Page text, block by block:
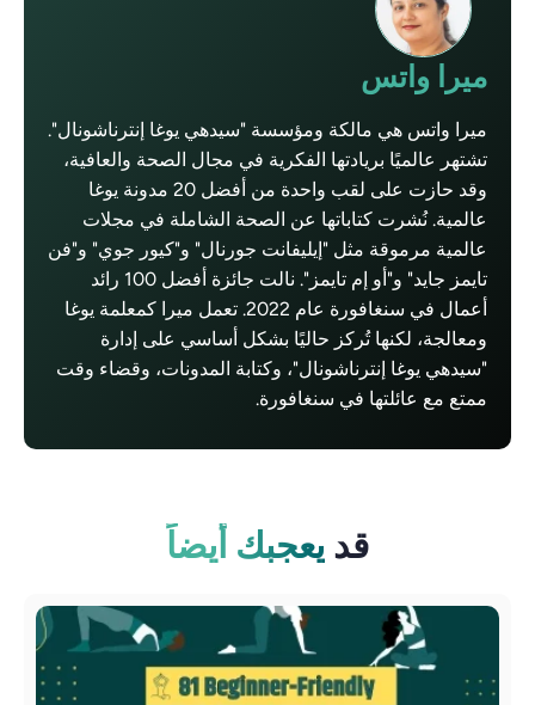
ميرا واتس
ميرا واتس هي مالكة ومؤسسة "سيدهي يوغا إنترناشونال".
تشتهر عالميًا بريادتها الفكرية في مجال الصحة والعافية،
وقد حازت على لقب واحدة من أفضل 20 مدونة يوغا
عالمية. نُشرت كتاباتها عن الصحة الشاملة في مجلات
عالمية مرموقة مثل "إيليفانت جورنال" و"كيور جوي" و"فن
تايمز جايد" و"أو إم تايمز". نالت جائزة أفضل 100 رائد
أعمال في سنغافورة عام 2022. تعمل ميرا كمعلمة يوغا
ومعالجة، لكنها تُركز حاليًا بشكل أساسي على إدارة
"سيدهي يوغا إنترناشونال"، وكتابة المدونات، وقضاء وقت
ممتع مع عائلتها في سنغافورة.
قديعجبك أيضاً